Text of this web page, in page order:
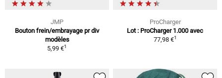
JMP
Bouton frein/embrayage pr div
modèles
5,99 €1
ProCharger
Lot : ProCharger 1.000 avec
77,98 €1